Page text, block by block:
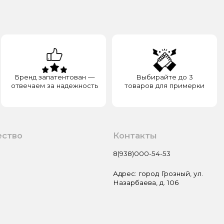
Адрес: город Грозный, ул.
Назарбаева, д. 106
8(938)000-54-53
Контакты
Пользовательское соглашение